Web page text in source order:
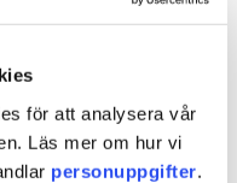
för att analysera vår
Läs mer om hur vi
personuppgifter.
att det trots allt kan
en framtid att längta
omkring mig
uppmanande och